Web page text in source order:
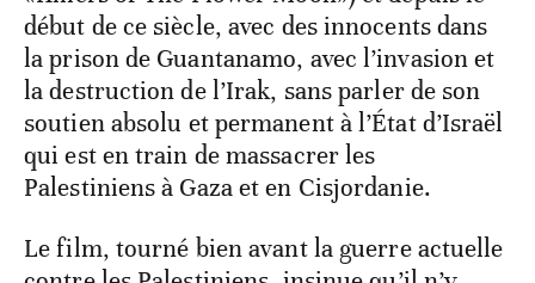
début de ce siècle, avec des innocents dans
la prison de Guantanamo, avec l’invasion et
la destruction de l’Irak, sans parler de son
soutien absolu et permanent à l’État d’Israël
qui est en train de massacrer les
Palestiniens à Gaza et en Cisjordanie.
Le film, tourné bien avant la guerre actuelle